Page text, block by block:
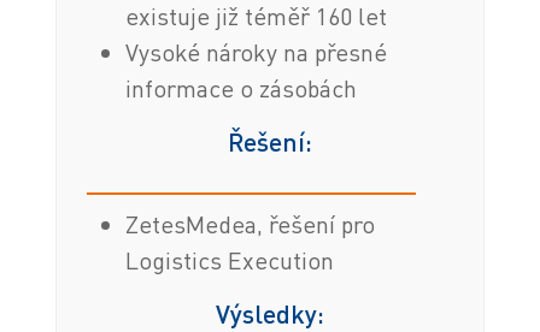
existuje již téměř 160 let
Vysoké nároky na přesné
informace o zásobách
Řešení:
ZetesMedea, řešení pro
Logistics Execution
Výsledky: